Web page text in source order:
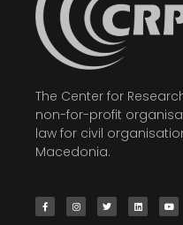
The Center for
non-for-profit
law for civil
Macedonia.